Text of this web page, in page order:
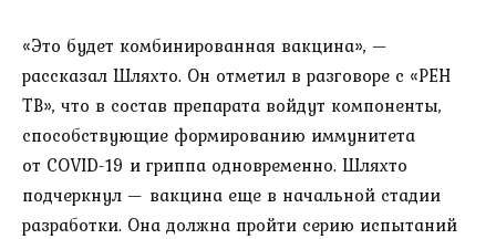
«Это будет комбинированная вакцина», —
рассказал Шляхто. Он отметил в разговоре с «РЕН
ТВ», что в состав препарата войдут компоненты,
способствующие формированию иммунитета
от COVID-19 и гриппа одновременно. Шляхто
подчеркнул — вакцина еще в начальной стадии
разработки. Она должна пройти серию испытаний